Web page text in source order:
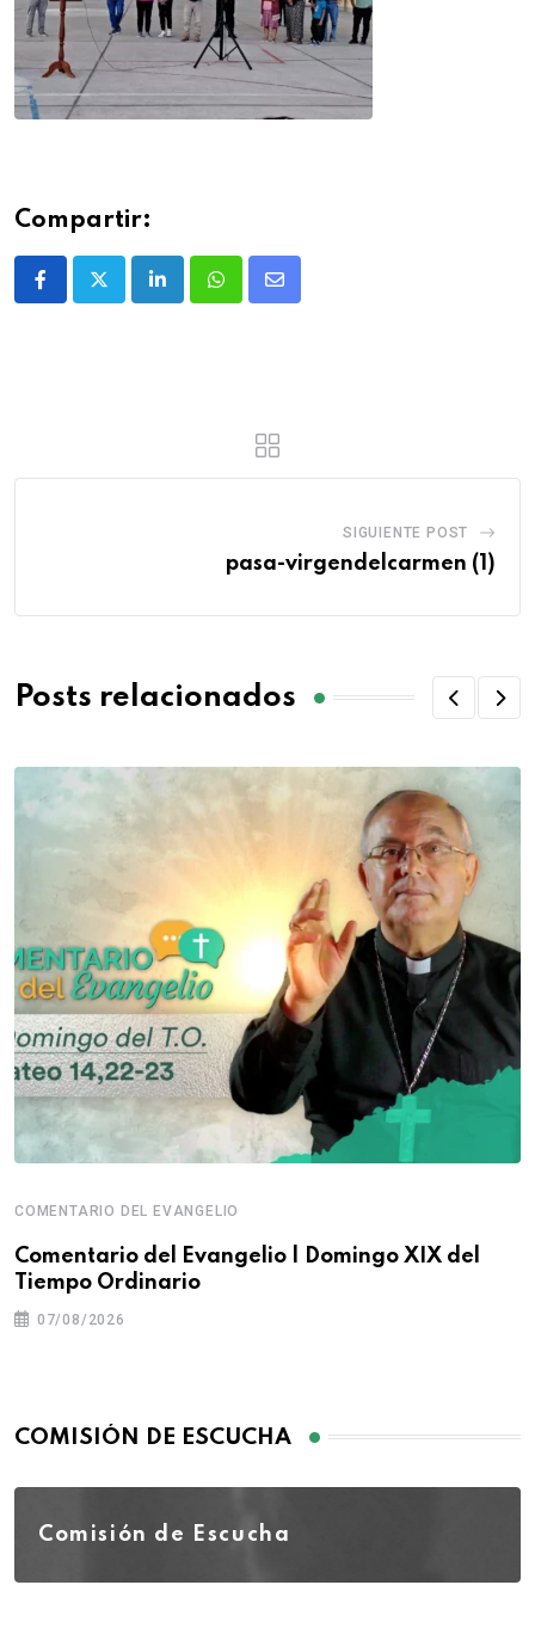
Compartir:
SIGUIENTE POST
pasa-virgendelcarmen (1)
Posts relacionados
COMENTARIO DEL EVANGELIO
Comentario del Evangelio | Domingo XIX del
Tiempo Ordinario
07/08/2026
COMISIÓN DE ESCUCHA
Comisión de Escucha